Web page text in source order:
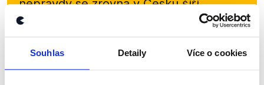
Souhlas Detaily Více o cookies
nepravdy se zrovna v Česku šíří.
Newsletter WhatsApp